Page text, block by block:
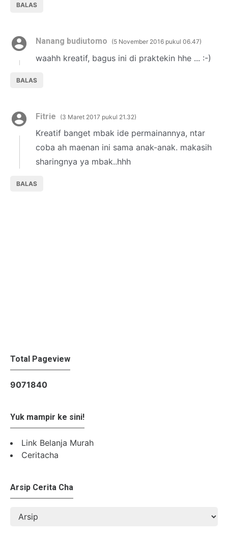
BALAS
Nanang budiutomo 5 November 2016 pukul 06.47
waahh kreatif, bagus ini di praktekin hhe ... :-)
BALAS
Fitrie 3 Maret 2017 pukul 21.32
Kreatif banget mbak ide permainannya, ntar
coba ah maenan ini sama anak-anak. makasih
sharingnya ya mbak..hhh
BALAS
Total Pageview
9071840
Yuk mampir ke sini!
Link Belanja Murah
Ceritacha
Arsip Cerita Cha